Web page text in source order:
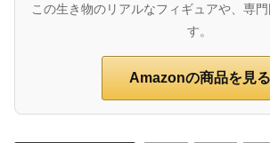
この生き物のリアルなフィギュアや、専
す。
Amazonの商品を見る